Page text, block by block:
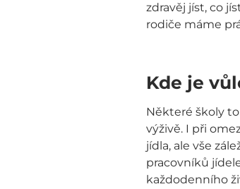
zdravěj jíst, co
rodiče máme
Kde je
Některé školy
výživě. I při
jídla, ale vše
pracovníků
každodenního